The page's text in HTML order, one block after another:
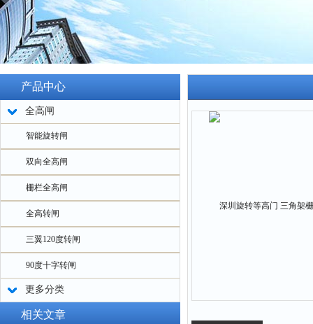
产品中心
全高闸
智能旋转闸
双向全高闸
栅栏全高闸
全高转闸
三翼120度转闸
90度十字转闸
更多分类
相关文章